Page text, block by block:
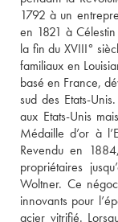
1792 à un
en 1821 à
la fin du XVIII°
familiaux en
basé en France,
sud des Etats-
aux Etats-Unis
Médaille d’or à
Revendu en
propriétaires
Woltner. Ce
innovants pour
acier vitrifié.